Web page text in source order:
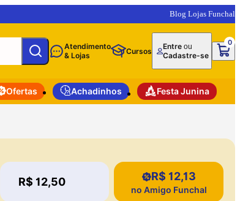
Blog Lojas Funchal
Atendimento
& Lojas
Cursos Entreou
Cadastre-se
0
Ofertas Achadinhos Festa Junina
Price:
R$ 12,50 Price:
R$ 12,13
no Amigo Funchal